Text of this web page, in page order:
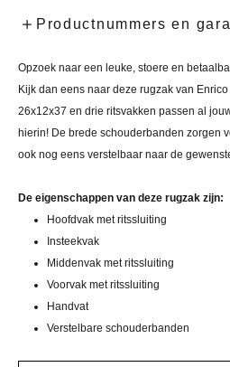
Productnummers en
Opzoek naar een leuke, stoere en
Kijk dan eens naar deze rugzak van
26x12x37 en drie ritsvakken passen al
hierin! De brede schouderbanden zorgen
ook nog eens verstelbaar naar de
De eigenschappen van deze rugzak zijn:
Hoofdvak met ritssluiting
Insteekvak
Middenvak met ritssluiting
Voorvak met ritssluiting
Handvat
Verstelbare schouderbanden